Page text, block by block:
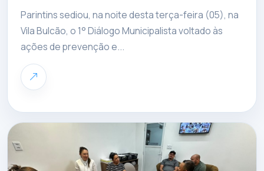
Parintins sediou, na noite desta terça-feira (05), na
Vila Bulcão, o 1° Diálogo Municipalista voltado às
ações de prevenção e...